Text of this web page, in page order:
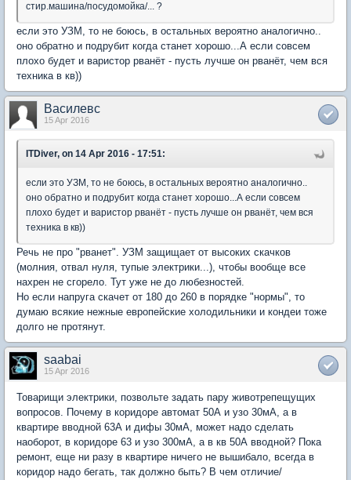
стир.машина/посудомойка/... ?
если это УЗМ, то не боюсь, в остальных вероятно аналогично..
оно обратно и подрубит когда станет хорошо...А если совсем
плохо будет и варистор рванёт - пусть лучше он рванёт, чем вся
техника в кв))
Василевс
15 Apr 2016
ITDiver, on 14 Apr 2016 - 17:51:
если это УЗМ, то не боюсь, в остальных вероятно аналогично..
оно обратно и подрубит когда станет хорошо...А если совсем
плохо будет и варистор рванёт - пусть лучше он рванёт, чем вся
техника в кв))
Речь не про "рванет". УЗМ защищает от высоких скачков
(молния, отвал нуля, тупые электрики...), чтобы вообще все
нахрен не сгорело. Тут уже не до любезностей.
Но если напруга скачет от 180 до 260 в порядке "нормы", то
думаю всякие нежные европейские холодильники и кондеи тоже
долго не протянут.
saabai
15 Apr 2016
Товарищи электрики, позвольте задать пару животрепещущих
вопросов. Почему в коридоре автомат 50А и узо 30мА, а в
квартире вводной 63А и дифы 30мА, может надо сделать
наоборот, в коридоре 63 и узо 300мА, а в кв 50А вводной? Пока
ремонт, еще ни разу в квартире ничего не вышибало, всегда в
коридор надо бегать, так должно быть? В чем отличие/